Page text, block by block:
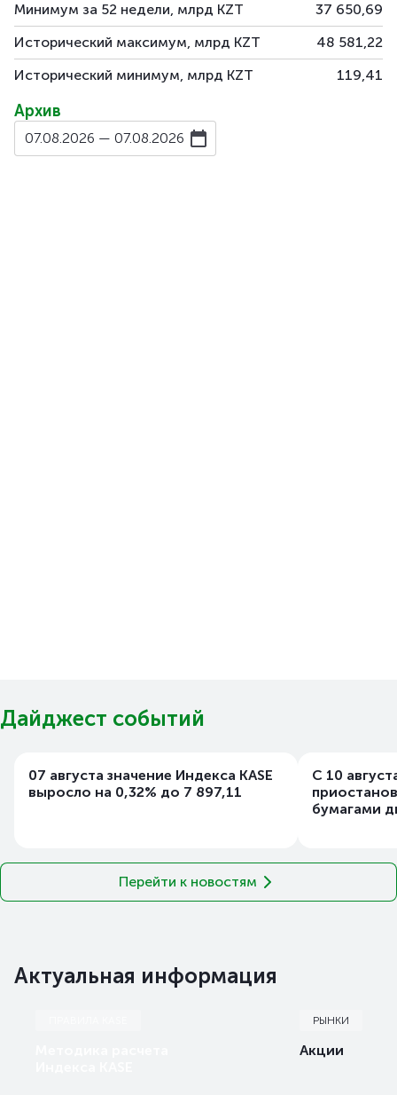
Минимум за 52 недели, млрд KZT
37 650,69
Исторический максимум, млрд KZT
48 581,22
Исторический минимум, млрд KZT
119,41
Архив
07.08.2026 — 07.08.2026
Дайджест событий
07 августа значение Индекса KASE
выросло на 0,32% до 7 897,11
С 10
бумагами
Перейти к новостям
Актуальная информация
РЫНКИ
Акции